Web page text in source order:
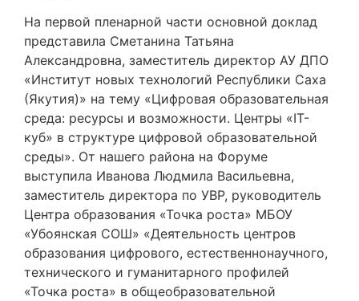
На первой пленарной части основной доклад
представила Сметанина Татьяна
Александровна, заместитель директор АУ ДПО
«Институт новых технологий Республики Саха
(Якутия)» на тему «Цифровая образовательная
среда: ресурсы и возможности. Центры «IT-
куб» в структуре цифровой образовательной
среды». От нашего района на Форуме
выступила Иванова Людмила Васильевна,
заместитель директора по УВР, руководитель
Центра образования «Точка роста» МБОУ
«Убоянская СОШ» «Деятельность центров
образования цифрового, естественнонаучного,
технического и гуманитарного профилей
«Точка роста» в общеобразовательной